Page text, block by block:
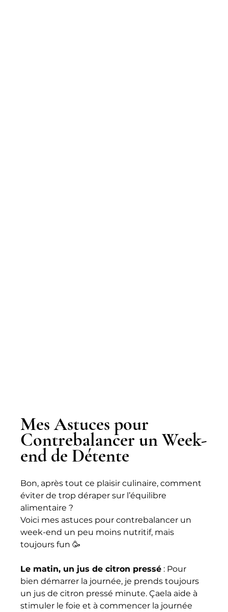
Mes Astuces pour
Contrebalancer un Week-
end de Détente
Bon, après tout ce plaisir culinaire, comment
éviter de trop déraper sur l’équilibre
alimentaire ?
Voici mes astuces pour contrebalancer un
week-end un peu moins nutritif, mais
toujours fun 🥳
Le matin, un jus de citron pressé : Pour
bien démarrer la journée, je prends toujours
un jus de citron pressé minute. Çaela aide à
stimuler le foie et à commencer la journée